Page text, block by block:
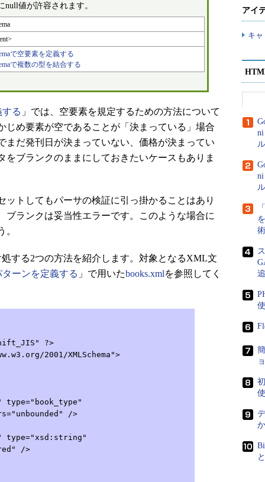
値が許容されます。
で空要素を定義する
で複数の型を結合する
する 」では、空要素を規定するための方法について
じめ要素が空であることが「決まっている」場合
まだ発刊日が決まっていない、価格が決まってい
をブランクのままにしておきたいケースもありま
トしてもパーサの検証に引っ掛かることはあり
ブランクは妥当性エラーです。このような場合に
。
する2つの方法を紹介します。対象となるXML文
ターンを定義する 」で用いたbooks.xmlを参照してく
?>
2001/XMLSchema">
/>
/>
アイ
キ
術